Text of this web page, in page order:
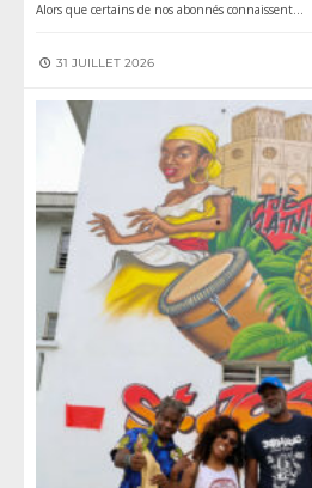
Alors que certains de nos abonnés connaissent...
31 JUILLET 2026